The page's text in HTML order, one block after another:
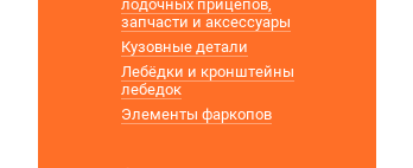
лодочных прицепов,
запчасти и аксессуары
Кузовные детали
Лебёдки и кронштейны
лебедок
Элементы фаркопов